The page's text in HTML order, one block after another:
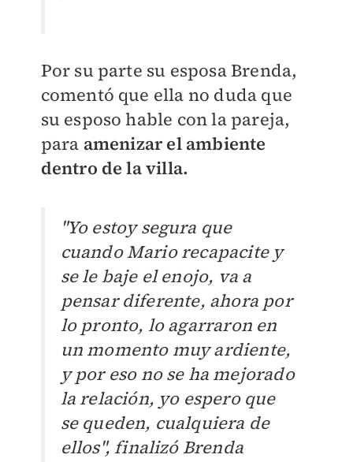
Por su parte su esposa Brenda,
comentó que ella no duda que
su esposo hable con la pareja,
para amenizar el ambiente
dentro de la villa.
"Yo estoy segura que
cuando Mario recapacite y
se le baje el enojo, va a
pensar diferente, ahora por
lo pronto, lo agarraron en
un momento muy ardiente,
y por eso no se ha mejorado
la relación, yo espero que
se queden, cualquiera de
ellos", finalizó Brenda